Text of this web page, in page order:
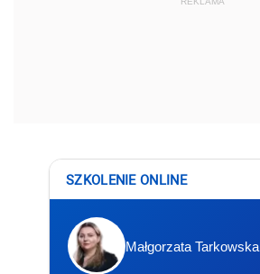
SZKOLENIE ONLINE
Małgorzata Tarkowska